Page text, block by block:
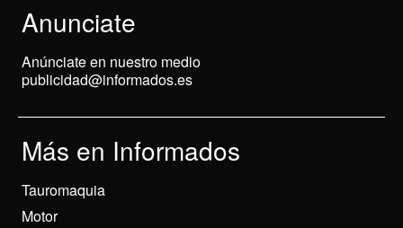
Anunciate
Anúnciate en nuestro medio
publicidad@informados.es
Más en Informados
Tauromaquia
Motor